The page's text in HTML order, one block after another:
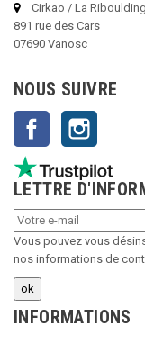
Cirkao / La
891 rue des Cars
07690 Vanosc
NOUS SUIVRE
Facebook
LETTRE
Vous pouvez vous
nos informations de
INFORMATIONS